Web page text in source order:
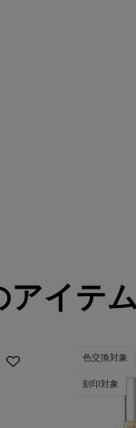
アイテ
色交換対象
刻印対象